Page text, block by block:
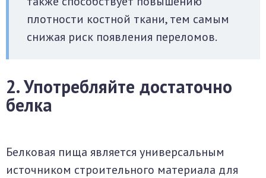
плотности костной ткани, тем самым
снижая риск появления переломов.
2. Употребляйте достаточно
белка
Белковая пища является универсальным
источником строительного материала для